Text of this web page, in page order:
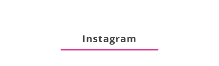
Instagram